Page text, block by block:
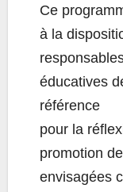
Ce
à la
éducatives
référence
pour la
promotion
envisagées